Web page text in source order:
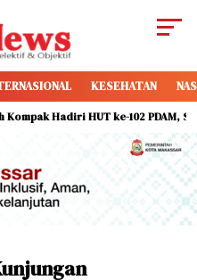
KESEHATAN
Hadiri HUT ke-102 PDAM,